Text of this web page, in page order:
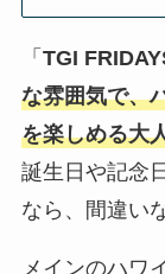
「 TGI
な雰囲気で、
を楽しめる大
誕生日や記念
なら、間違い
メインのハワ